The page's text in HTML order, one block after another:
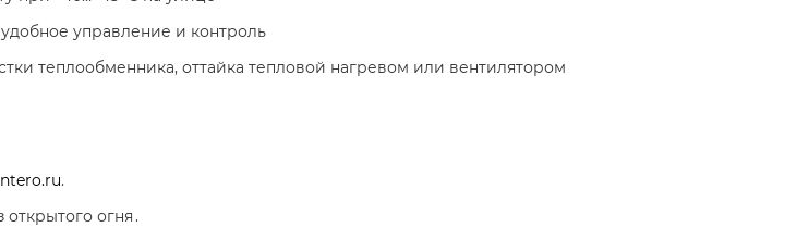
управление и контроль
теплообменника, оттайка тепловой нагревом или вентилятором
.
огня .